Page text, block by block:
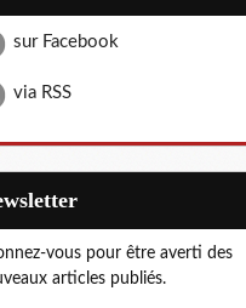
sur Facebook
via RSS
vous pour être averti des
articles publiés.